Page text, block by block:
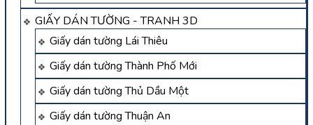
GIẤY DÁN TƯỜNG - TRANH 3D
Giấy dán tường Lái Thiêu
Giấy dán tường Thành Phố Mới
Giấy dán tường Thủ Dầu Một
Giấy dán tường Thuận An